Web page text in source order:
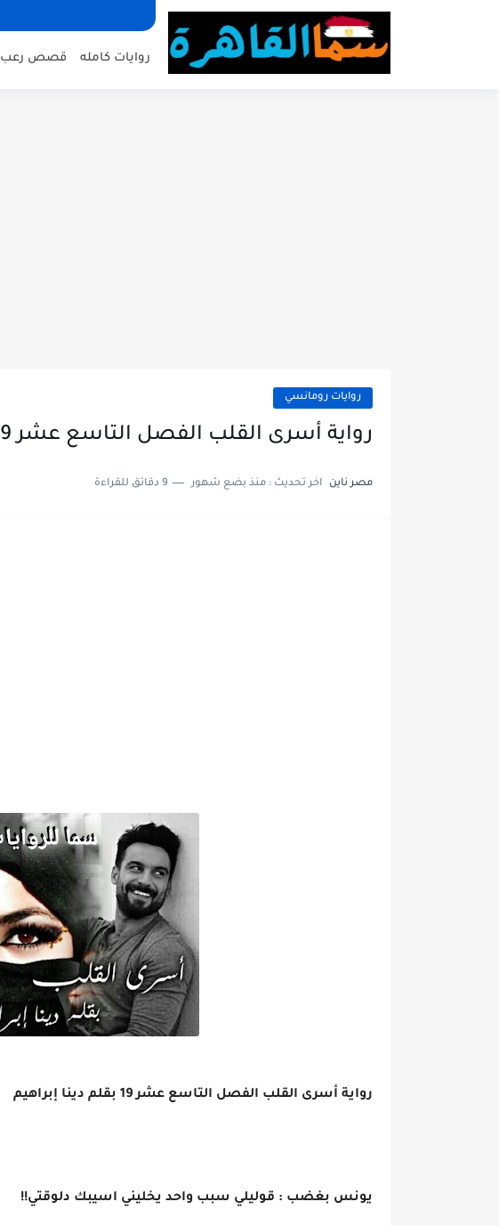
روايات كامله قصص رعب
روايات رومانسي
رواية أسرى القلب الفصل التاسع عشر 19 بقلم دينا إبراهيم
مصر ناين اخر تحديث : منذ بضع شهور 9 دقائق للقراءة
رواية أسرى القلب الفصل التاسع عشر 19 بقلم دينا إبراهيم
يونس بغضب : قوليلي سبب واحد يخليني اسيبك دلوقتي!!